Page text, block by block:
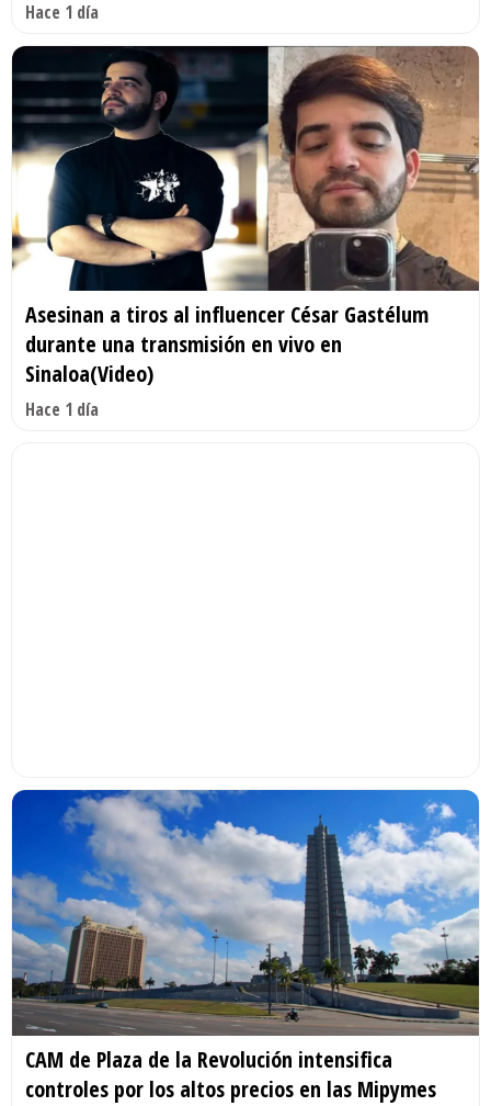
Hace 1 día
Asesinan a tiros al influencer César Gastélum
durante una transmisión en vivo en
Sinaloa(Video)
Hace 1 día
CAM de Plaza de la Revolución intensifica
controles por los altos precios en las Mipymes